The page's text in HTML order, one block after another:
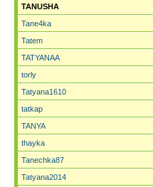
TANUSHA
Tane4ka
Tatem
TATYANAA
torly
Tatyana1610
tatkap
TANYA
thayka
Tanechka87
Tatyana2014